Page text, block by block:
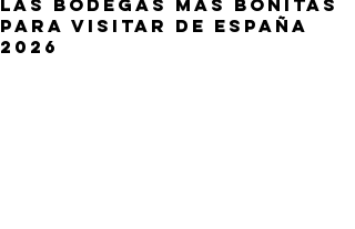
Las bodegas más bonitas
para visitar de España
2026